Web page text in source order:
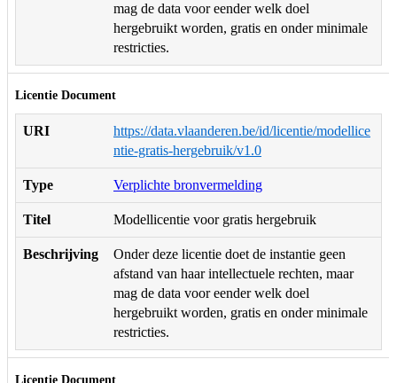
mag de data voor eender welk doel
hergebruikt worden, gratis en onder minimale
restricties.
Licentie Document
URI
https://data.vlaanderen.be/id/licentie/modellice
ntie-gratis-hergebruik/v1.0
Type Verplichte bronvermelding
Titel Modellicentie voor gratis hergebruik
Beschrijving
Onder deze licentie doet de instantie geen
afstand van haar intellectuele rechten, maar
mag de data voor eender welk doel
hergebruikt worden, gratis en onder minimale
restricties.
Licentie Document